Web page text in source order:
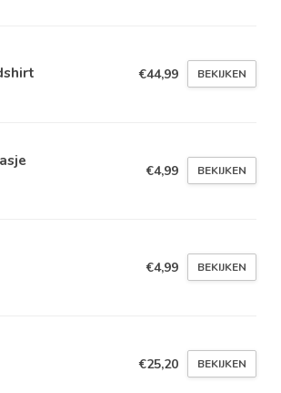
€44,99 BEKIJKEN
€4,99 BEKIJKEN
€4,99 BEKIJKEN
€25,20 BEKIJKEN